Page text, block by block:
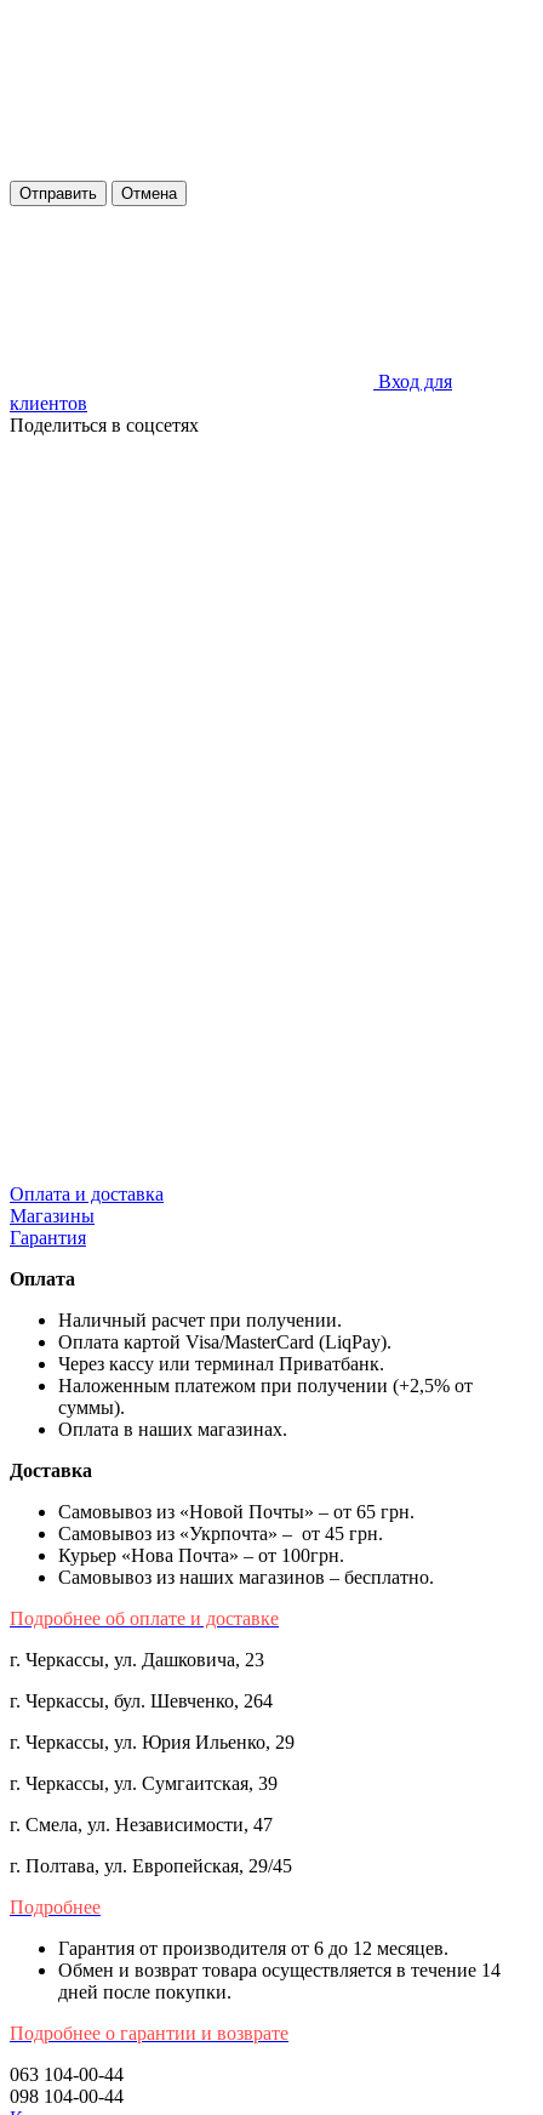
Отправить Отмена
Вход для
клиентов
Поделиться в соцсетях
Оплата и доставка
Магазины
Гарантия
Оплата
Наличный расчет при получении.
Оплата картой Visa/MasterCard (LiqPay).
Через кассу или терминал Приватбанк.
Наложенным платежом при получении (+2,5% от
суммы).
Оплата в наших магазинах.
Доставка
Самовывоз из «Новой Почты» – от 65 грн.
Самовывоз из «Укрпочта» – от 45 грн.
Курьер «Нова Почта» – от 100грн.
Самовывоз из наших магазинов – бесплатно.
Подробнее об оплате и доставке
г. Черкассы, ул. Дашковича, 23
г. Черкассы, бул. Шевченко, 264
г. Черкассы, ул. Юрия Ильенко, 29
г. Черкассы, ул. Сумгаитская, 39
г. Смела, ул. Независимости, 47
г. Полтава, ул. Европейская, 29/45
Подробнее
Гарантия от производителя от 6 до 12 месяцев.
Обмен и возврат товара осуществляется в течение 14
дней после покупки.
Подробнее о гарантии и возврате
063 104-00-44
098 104-00-44